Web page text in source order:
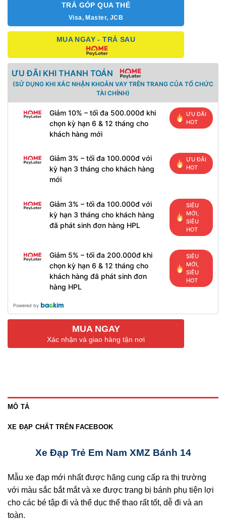
TRẢ GÓP QUA THẺ
Visa, Master, JCB
MUA NGAY - TRẢ SAU
ƯU ĐÃI KHI THANH TOÁN
(SỬ DỤNG KHI XÁC NHẬN KHOẢN VAY TRÊN TRANG CỦA TỔ CHỨC
TÀI CHÍNH)
Giảm 10% – tối đa 500.000đ khi
chọn kỳ hạn 6 & 12 tháng cho
khách hàng mới
ƯU ĐÃI
HOT
Giảm 3% – tối đa 100.000đ với
kỳ hạn 3 tháng cho khách hàng
mới
ƯU ĐÃI
HOT
Giảm 3% – tối đa 100.000đ với
kỳ hạn 3 tháng cho khách hàng
đã phát sinh đơn hàng HPL
SIÊU
MỚI,
SIÊU
HOT
Giảm 5% – tối đa 200.000đ khi
chọn kỳ hạn 6 & 12 tháng cho
khách hàng đã phát sinh đơn
hàng HPL
SIÊU
MỚI,
SIÊU
HOT
Powered by
MUA NGAY
Xác nhận và giao hàng tận nơi
MÔ TẢ
XE ĐẠP CHẤT TRÊN FACEBOOK
Xe Đạp Trẻ Em Nam XMZ Bánh 14
Mẫu xe đạp mới nhất được hãng cung cấp ra thị trường
với màu sắc bắt mắt và xe được trang bị bánh phụ tiện lợi
cho các bé tập đi và thể dục thể thao rất tốt, dễ đi và an
toàn.